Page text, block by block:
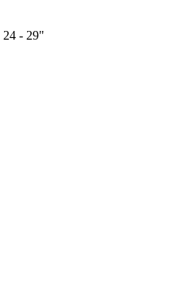
24 - 29"